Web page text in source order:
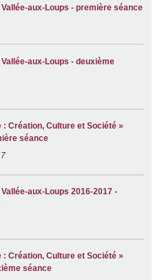
aux-Loups - première séance
aux-Loups - deuxième
Création, Culture et Société »
séance
aux-Loups 2016-2017 -
Création, Culture et Société »
séance